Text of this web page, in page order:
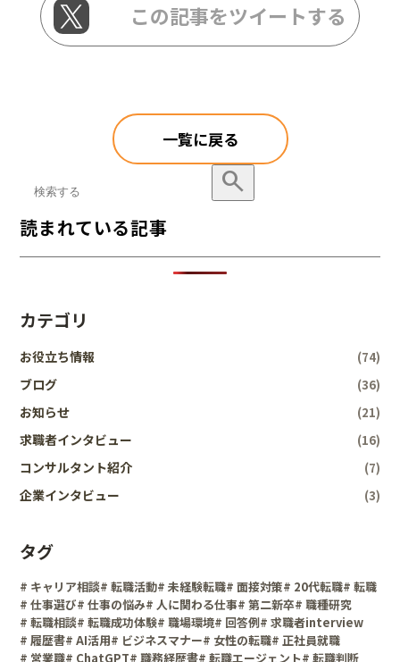
この記事をツイートする
一覧に戻る
search
読まれている記事
カテゴリ
お役立ち情報 (74)
ブログ (36)
お知らせ (21)
求職者インタビュー (16)
コンサルタント紹介 (7)
企業インタビュー (3)
タグ
# キャリア相談# 転職活動# 未経験転職# 面接対策# 20代転職# 転職
# 仕事選び# 仕事の悩み# 人に関わる仕事# 第二新卒# 職種研究
# 転職相談# 転職成功体験# 職場環境# 回答例# 求職者interview
# 履歴書# AI活用# ビジネスマナー# 女性の転職# 正社員就職
# 営業職# ChatGPT# 職務経歴書# 転職エージェント# 転職判断